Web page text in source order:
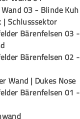
03 - Blinde Kuh
| Schlusssektor
Bärenfelsen 03 -
Bärenfelsen 02 -
Wand | Dukes Nose
Bärenfelsen 01 -